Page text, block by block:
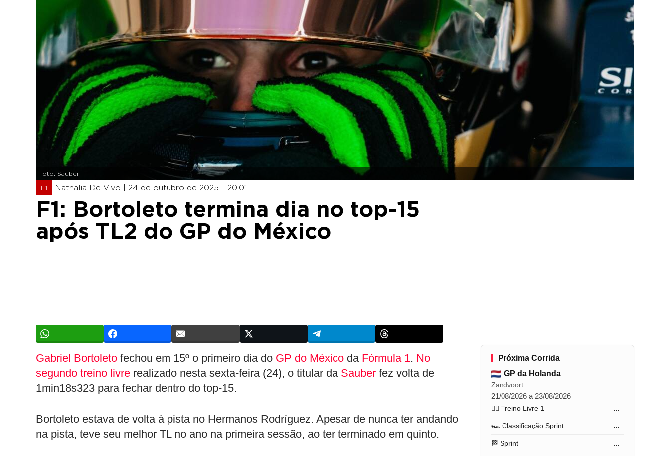
Foto: Sauber
F1 Nathalia De Vivo | 24 de outubro de 2025 - 20:01
F1: Bortoleto termina dia no top-15
após TL2 do GP do México
Gabriel Bortoleto fechou em 15º o primeiro dia do GP do México da Fórmula 1. No
segundo treino livre realizado nesta sexta-feira (24), o titular da Sauber fez volta de
1min18s323 para fechar dentro do top-15.
Bortoleto estava de volta à pista no Hermanos Rodríguez. Apesar de nunca ter andando
na pista, teve seu melhor TL no ano na primeira sessão, ao ter terminado em quinto.
Próxima Corrida
GP da Holanda
Zandvoort
21/08/2026 a 23/08/2026
🏋️‍♂️ Treino Livre 1 ...
🏎️ Classificação Sprint ...
🏁 Sprint ...